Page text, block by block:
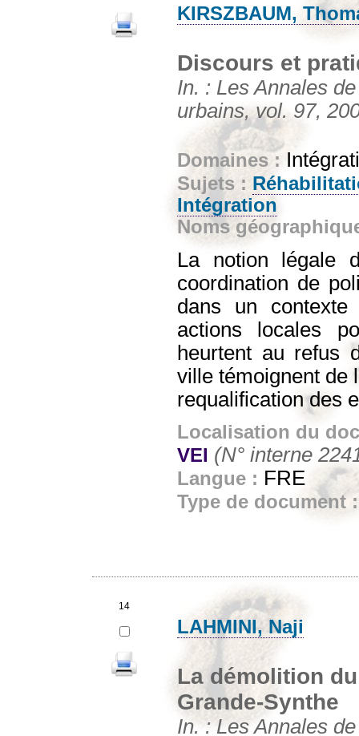
KIRSZBAUM,
Discours et
In. : Les Annales
urbains, vol. 97,
Domaines :
Sujets :
Intégration
Noms
La notion légale
coordination de
dans un contexte
actions locales
heurtent au refus
ville témoignent de
requalification des
Localisation du
VEI (N° interne
Langue : FRE
Type de document
14
LAHMINI, Naji
La démolition
Grande-Synthe
In. : Les Annales